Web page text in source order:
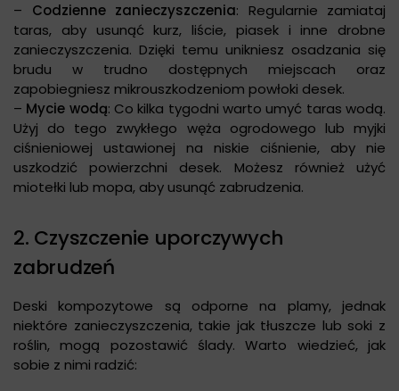
– Codzienne zanieczyszczenia: Regularnie zamiataj
taras, aby usunąć kurz, liście, piasek i inne drobne
zanieczyszczenia. Dzięki temu unikniesz osadzania się
brudu w trudno dostępnych miejscach oraz
zapobiegniesz mikrouszkodzeniom powłoki desek.
– Mycie wodą: Co kilka tygodni warto umyć taras wodą.
Użyj do tego zwykłego węża ogrodowego lub myjki
ciśnieniowej ustawionej na niskie ciśnienie, aby nie
uszkodzić powierzchni desek. Możesz również użyć
miotełki lub mopa, aby usunąć zabrudzenia.
2. Czyszczenie uporczywych
zabrudzeń
Deski kompozytowe są odporne na plamy, jednak
niektóre zanieczyszczenia, takie jak tłuszcze lub soki z
roślin, mogą pozostawić ślady. Warto wiedzieć, jak
sobie z nimi radzić: